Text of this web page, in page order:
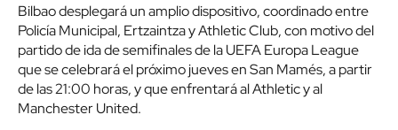
Bilbao desplegará un amplio dispositivo, coordinado entre
Policía Municipal, Ertzaintza y Athletic Club, con motivo del
partido de ida de semifinales de la UEFA Europa League
que se celebrará el próximo jueves en San Mamés, a partir
de las 21:00 horas, y que enfrentará al Athletic y al
Manchester United.